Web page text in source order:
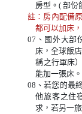
房型。( 部份
註：房內配備
都可以加床
07、國外大部
床，全球飯
稱之行軍床
能加一張床。
08、若您的最
他旅客之住
求，若另一